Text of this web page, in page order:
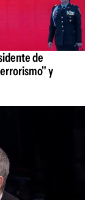
de
y